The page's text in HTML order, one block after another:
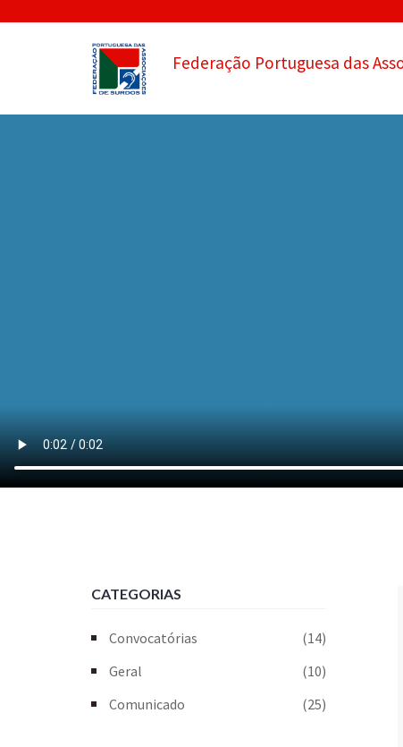
Federação Portuguesa das
CATEGORIAS
Convocatórias
(14)
Geral
(10)
Comunicado
(25)